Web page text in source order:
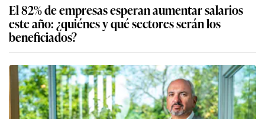
El 82% de empresas esperan aumentar salarios
este año: ¿quiénes y qué sectores serán los
beneficiados?